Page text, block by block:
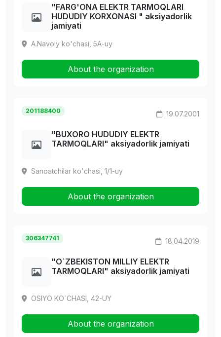
"FARG'ONA ELEKTR TARMOQLARI
HUDUDIY KORXONASI " aksiyadorlik
jamiyati
A.Navoiy ko'chasi, 5A-uy
About the organization
201188400 19.07.2001
"BUXORO HUDUDIY ELEKTR
TARMOQLARI" aksiyadorlik jamiyati
Sanoatchilar ko'chasi, 1/1-uy
About the organization
306347741 18.04.2019
"O`ZBEKISTON MILLIY ELEKTR
TARMOQLARI" aksiyadorlik jamiyati
OSIYO KO`CHASI, 42-UY
About the organization